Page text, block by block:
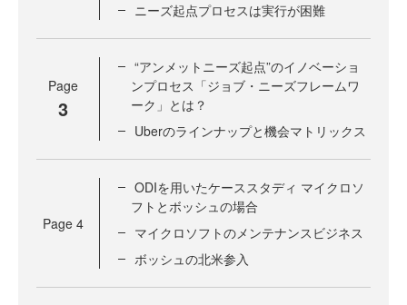
ニーズ起点プロセスは実行が困難
Page
3
“アンメットニーズ起点”のイノベーショ
ンプロセス「ジョブ・ニーズフレームワ
ーク」とは？
Uberのラインナップと機会マトリックス
Page 4
ODIを用いたケーススタディ マイクロソ
フトとボッシュの場合
マイクロソフトのメンテナンスビジネス
ボッシュの北米参入